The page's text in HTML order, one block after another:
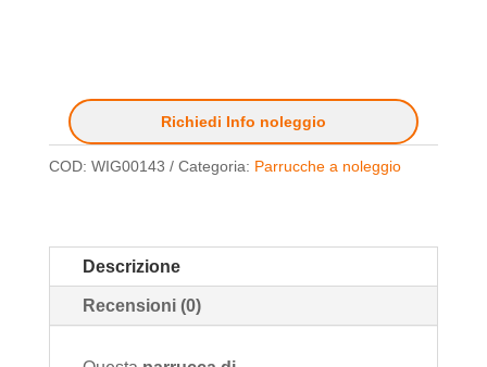
Richiedi Info noleggio
COD: WIG00143 Categoria: Parrucche a noleggio
Descrizione
Recensioni (0)